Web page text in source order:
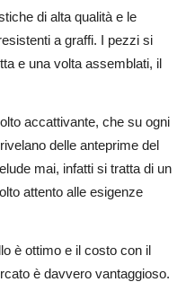
di alta qualità e le
a graffi. I pezzi si
e una volta assemblati, il
accattivante, che su ogni
delle anteprime del
mai, infatti si tratta di un
attento alle esigenze
è ottimo e il costo con il
è davvero vantaggioso.